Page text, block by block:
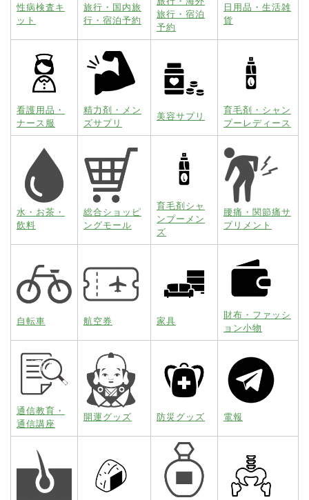
性病検査キ
ット
旅行・国内旅
行・宿泊予約
旅行・宿泊
予約
日用品・生活雑
貨
看護用品・
ナース服
精力剤・メン
ズサプリ
美容サプリ
育毛剤・シャン
プーレディース
水・お茶・
飲料
総合ショッピ
ングモール
育毛剤シャ
ンプーメン
ズ
腰痛・関節痛サ
プリメント
自転車 航空券 家具
財布・ファッシ
ョン小物
通信教育・
通信講座
開運グッズ 防災グッズ 電報